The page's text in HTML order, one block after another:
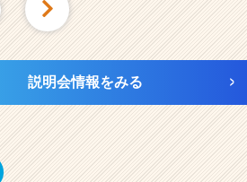
説明会情報をみる